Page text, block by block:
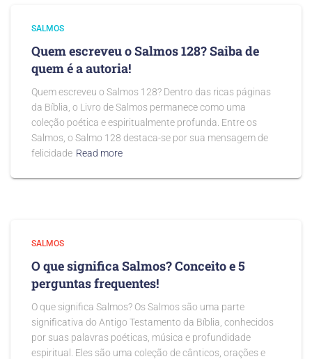
SALMOS
Quem escreveu o Salmos 128? Saiba de
quem é a autoria!
Quem escreveu o Salmos 128? Dentro das ricas páginas
da Bíblia, o Livro de Salmos permanece como uma
coleção poética e espiritualmente profunda. Entre os
Salmos, o Salmo 128 destaca-se por sua mensagem de
felicidade Read more
SALMOS
O que significa Salmos? Conceito e 5
perguntas frequentes!
O que significa Salmos? Os Salmos são uma parte
significativa do Antigo Testamento da Bíblia, conhecidos
por suas palavras poéticas, música e profundidade
espiritual. Eles são uma coleção de cânticos, orações e